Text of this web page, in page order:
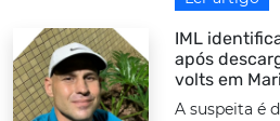
IML
após
volts em
A suspeita é